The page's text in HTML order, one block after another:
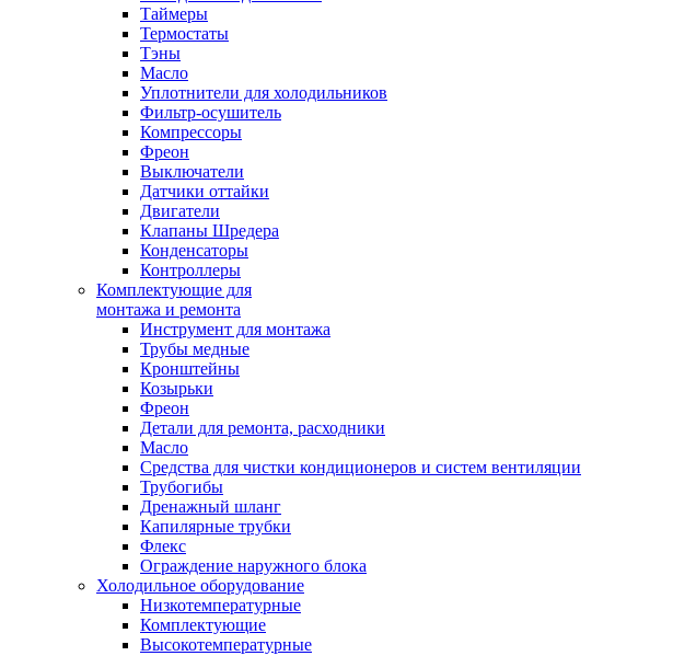
Таймеры
Термостаты
Тэны
Масло
Уплотнители для холодильников
Фильтр-осушитель
Компрессоры
Фреон
Выключатели
Датчики оттайки
Двигатели
Клапаны Шредера
Конденсаторы
Контроллеры
Комплектующие для
монтажа и ремонта
Инструмент для монтажа
Трубы медные
Кронштейны
Козырьки
Фреон
Детали для ремонта, расходники
Масло
Средства для чистки кондиционеров и систем вентиляции
Трубогибы
Дренажный шланг
Капилярные трубки
Флекс
Ограждение наружного блока
Холодильное оборудование
Низкотемпературные
Комплектующие
Высокотемпературные